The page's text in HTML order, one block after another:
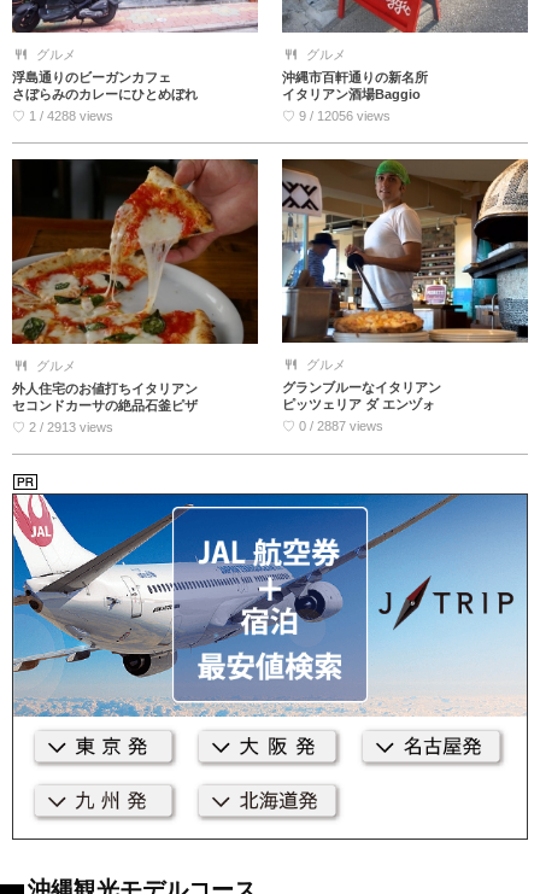
グルメ
浮島通りのビーガンカフェ
さぼらみのカレーにひとめぼれ
♡ 1 / 4288 views
グルメ
沖縄市百軒通りの新名所
イタリアン酒場Baggio
♡ 9 / 12056 views
グルメ
外人住宅のお値打ちイタリアン
セコンドカーサの絶品石釜ピザ
♡ 2 / 2913 views
グルメ
グランブルーなイタリアン
ピッツェリア ダ エンヅォ
♡ 0 / 2887 views